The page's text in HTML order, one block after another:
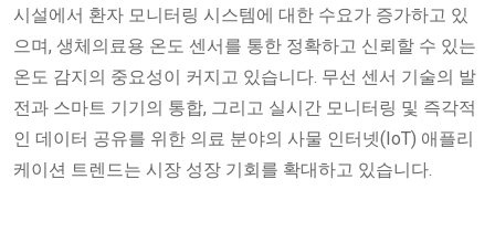
시설에서 환자 모니터링 시스템에 대한 수요가 증가하고 있
으며, 생체의료용 온도 센서를 통한 정확하고 신뢰할 수 있는
온도 감지의 중요성이 커지고 있습니다. 무선 센서 기술의 발
전과 스마트 기기의 통합, 그리고 실시간 모니터링 및 즉각적
인 데이터 공유를 위한 의료 분야의 사물 인터넷(IoT) 애플리
케이션 트렌드는 시장 성장 기회를 확대하고 있습니다.